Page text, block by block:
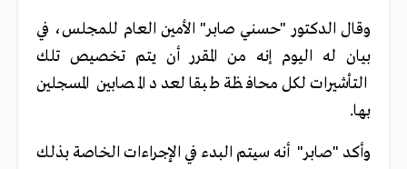
وقال الدكتور "حسني صابر" الأمين العام للمجلس، في
بيان له اليوم إنه من المقرر أن يتم تخصيص تلك
التأشيرات لكل محافظة طبقا لعدد المصابين المسجلين
بها.
وأكد "صابر" أنه سيتم البدء في الإجراءات الخاصة بذلك